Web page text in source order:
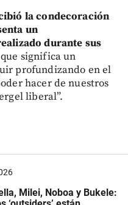
la condecoración
un
durante sus
significa un
profundizando en el
hacer de nuestros
liberal”.
Milei, Noboa y Bukele: